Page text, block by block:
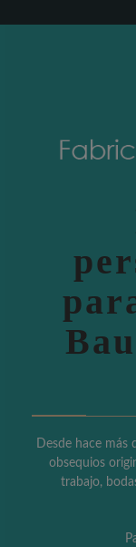
Desde hace más
obsequios
trabajo,